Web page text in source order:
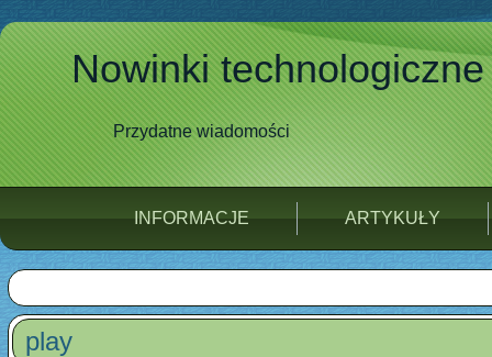
Nowinki technologiczne
Przydatne wiadomości
INFORMACJE ARTYKUŁY
play